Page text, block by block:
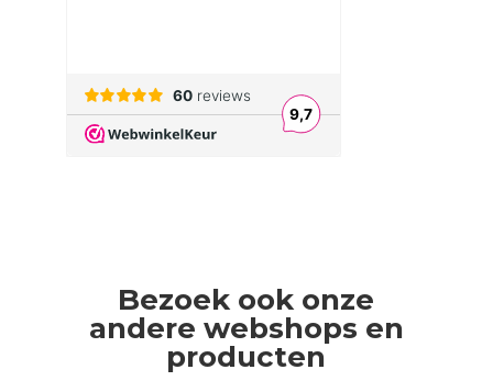
Bezoek ook onze
andere webshops en
producten